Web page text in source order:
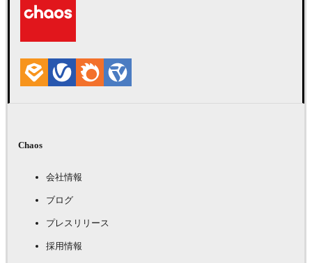
Chaos
会社情報
ブログ
プレスリリース
採用情報